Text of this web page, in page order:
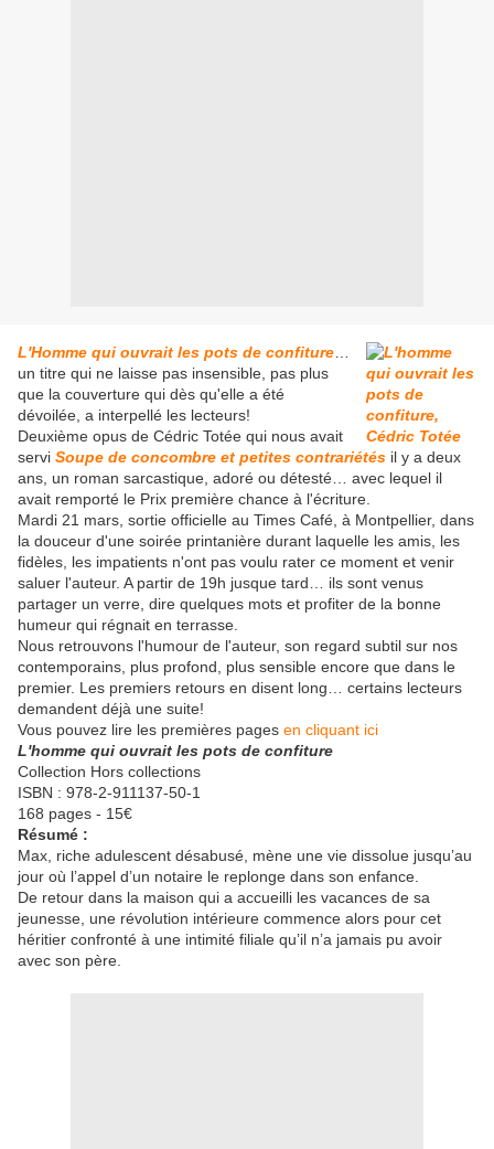
L'Homme qui ouvrait les pots de confiture
un titre qui ne laisse pas insensible, pas plus
que la couverture qui dès qu'elle a été
dévoilée, a interpellé les lecteurs!
Deuxième opus de Cédric Totée qui nous avait
servi Soupe de concombre et petites contrariétés il y a deux
ans, un roman sarcastique, adoré ou détesté… avec lequel il
avait remporté le Prix première chance à l'écriture.
Mardi 21 mars, sortie officielle au Times Café, à Montpellier, dans
la douceur d'une soirée printanière durant laquelle les amis, les
fidèles, les impatients n'ont pas voulu rater ce moment et venir
saluer l'auteur. A partir de 19h jusque tard… ils sont venus
partager un verre, dire quelques mots et profiter de la bonne
humeur qui régnait en terrasse.
Nous retrouvons l'humour de l'auteur, son regard subtil sur nos
contemporains, plus profond, plus sensible encore que dans le
premier. Les premiers retours en disent long… certains lecteurs
demandent déjà une suite!
Vous pouvez lire les premières pages en cliquant ici
L'homme qui ouvrait les pots de confiture
Collection Hors collections
ISBN : 978-2-911137-50-1
168 pages - 15€
Résumé :
Max, riche adulescent désabusé, mène une vie dissolue jusqu’au
jour où l’appel d’un notaire le replonge dans son enfance.
De retour dans la maison qui a accueilli les vacances de sa
jeunesse, une révolution intérieure commence alors pour cet
héritier confronté à une intimité filiale qu’il n’a jamais pu avoir
avec son père.